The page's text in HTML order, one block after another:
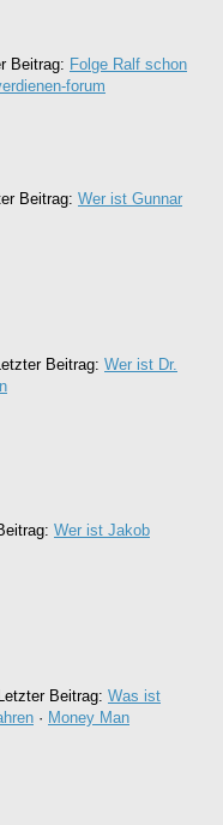
Beitrag: Folge Ralf schon
forum
Beitrag: Wer ist Gunnar
Beitrag: Wer ist Dr.
Wer ist Jakob
Beitrag: Was ist
· Money Man